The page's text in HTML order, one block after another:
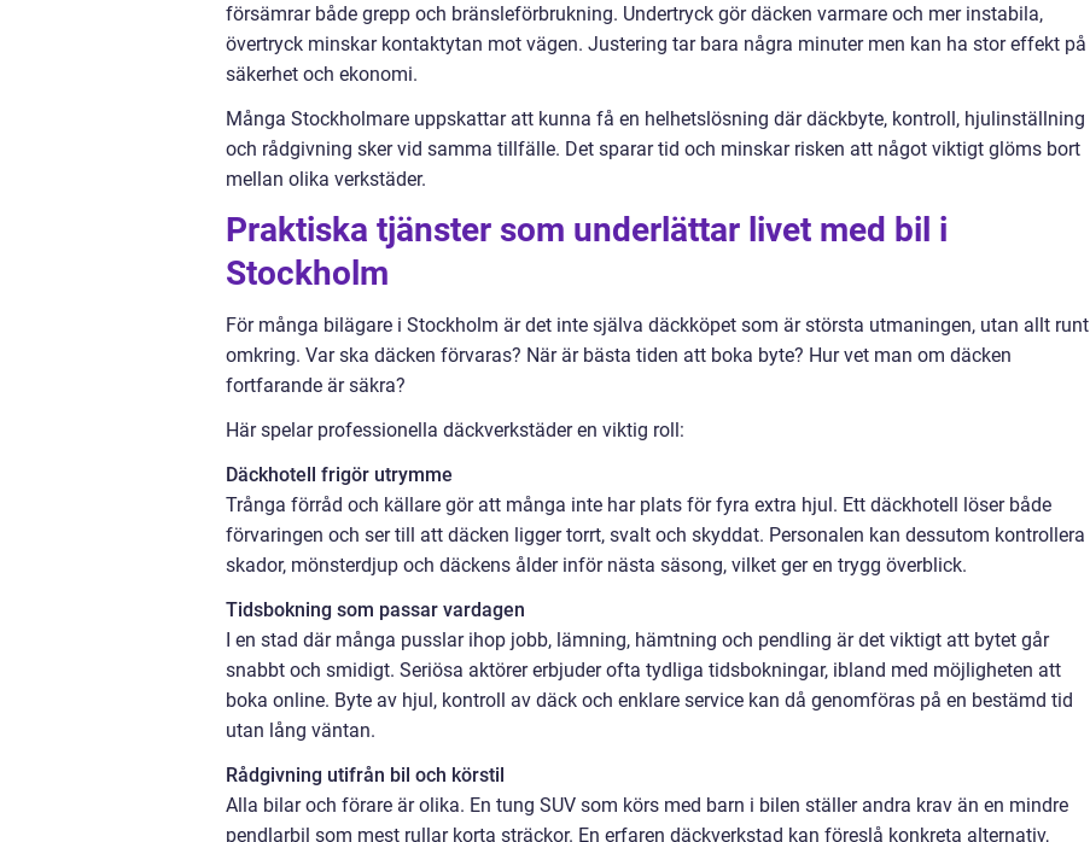
försämrar både grepp och bränsleförbrukning. Undertryck gör däcken varmare och mer instabila,
övertryck minskar kontaktytan mot vägen. Justering tar bara några minuter men kan ha stor effekt på
säkerhet och ekonomi.
Många Stockholmare uppskattar att kunna få en helhetslösning där däckbyte, kontroll, hjulinställning
och rådgivning sker vid samma tillfälle. Det sparar tid och minskar risken att något viktigt glöms bort
mellan olika verkstäder.
Praktiska tjänster som underlättar livet med bil i
Stockholm
För många bilägare i Stockholm är det inte själva däckköpet som är största utmaningen, utan allt runt
omkring. Var ska däcken förvaras? När är bästa tiden att boka byte? Hur vet man om däcken
fortfarande är säkra?
Här spelar professionella däckverkstäder en viktig roll:
Däckhotell frigör utrymme
Trånga förråd och källare gör att många inte har plats för fyra extra hjul. Ett däckhotell löser både
förvaringen och ser till att däcken ligger torrt, svalt och skyddat. Personalen kan dessutom kontrollera
skador, mönsterdjup och däckens ålder inför nästa säsong, vilket ger en trygg överblick.
Tidsbokning som passar vardagen
I en stad där många pusslar ihop jobb, lämning, hämtning och pendling är det viktigt att bytet går
snabbt och smidigt. Seriösa aktörer erbjuder ofta tydliga tidsbokningar, ibland med möjligheten att
boka online. Byte av hjul, kontroll av däck och enklare service kan då genomföras på en bestämd tid
utan lång väntan.
Rådgivning utifrån bil och körstil
Alla bilar och förare är olika. En tung SUV som körs med barn i bilen ställer andra krav än en mindre
pendlarbil som mest rullar korta sträckor. En erfaren däckverkstad kan föreslå konkreta alternativ,